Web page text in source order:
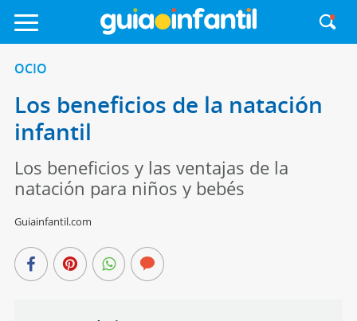
OCIO
Los beneficios de la natación
infantil
Los beneficios y las ventajas de la
natación para niños y bebés
Guiainfantil.com